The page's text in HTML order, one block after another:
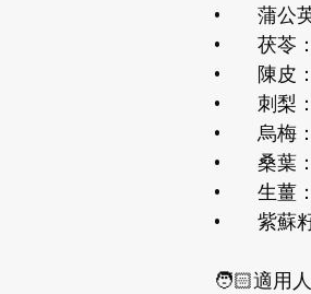
•
蒲公
•
茯苓
•
陳皮
•
刺梨
•
烏梅
•
桑葉
•
生薑
•
紫蘇
🧑🏻適用